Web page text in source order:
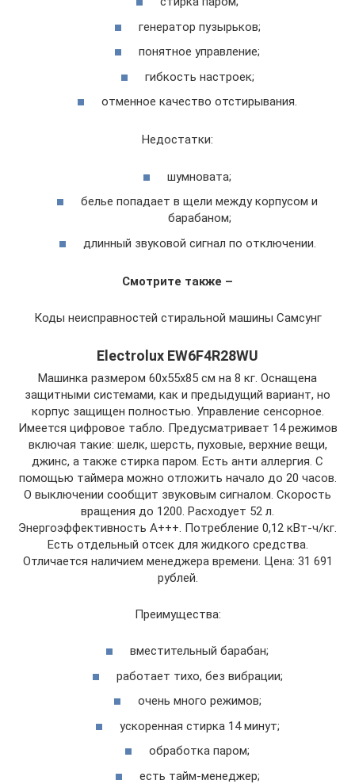
генератор пузырьков;
понятное управление;
гибкость настроек;
отменное качество отстирывания.
Недостатки:
шумновата;
белье попадает в щели между корпусом и
барабаном;
длинный звуковой сигнал по отключении.
Смотрите также –
Коды неисправностей стиральной машины Самсунг
Electrolux EW6F4R28WU
Машинка размером 60х55х85 см на 8 кг. Оснащена
защитными системами, как и предыдущий вариант, но
корпус защищен полностью. Управление сенсорное.
Имеется цифровое табло. Предусматривает 14 режимов
включая такие: шелк, шерсть, пуховые, верхние вещи,
джинс, а также стирка паром. Есть анти аллергия. С
помощью таймера можно отложить начало до 20 часов.
О выключении сообщит звуковым сигналом. Скорость
вращения до 1200. Расходует 52 л.
Энергоэффективность А+++. Потребление 0,12 кВт-ч/кг.
Есть отдельный отсек для жидкого средства.
Отличается наличием менеджера времени. Цена: 31 691
рублей.
Преимущества:
вместительный барабан;
работает тихо, без вибрации;
очень много режимов;
ускоренная стирка 14 минут;
обработка паром;
есть тайм-менеджер;